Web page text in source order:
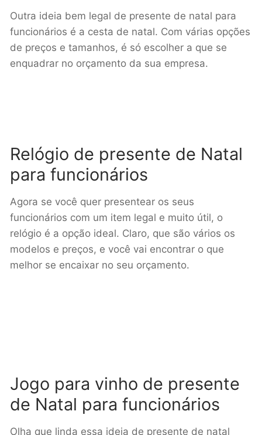
Outra ideia bem legal de presente de natal para
funcionários é a cesta de natal. Com várias opções
de preços e tamanhos, é só escolher a que se
enquadrar no orçamento da sua empresa.
Relógio de presente de Natal
para funcionários
Agora se você quer presentear os seus
funcionários com um item legal e muito útil, o
relógio é a opção ideal. Claro, que são vários os
modelos e preços, e você vai encontrar o que
melhor se encaixar no seu orçamento.
Jogo para vinho de presente
de Natal para funcionários
Olha que linda essa ideia de presente de natal